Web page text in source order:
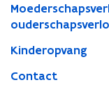
Kinderopvang
Contact